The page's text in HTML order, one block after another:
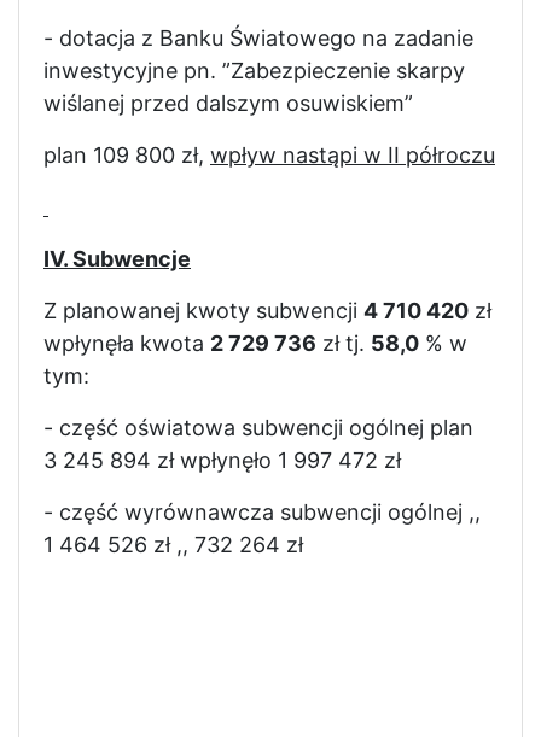
- dotacja z Banku Światowego na zadanie
inwestycyjne pn. ”Zabezpieczenie skarpy
wiślanej przed dalszym osuwiskiem”
plan 109 800 zł, wpływ nastąpi w II półroczu
IV. Subwencje
Z planowanej kwoty subwencji 4 710 420 zł
wpłynęła kwota 2 729 736 zł tj. 58,0 % w
tym:
- część oświatowa subwencji ogólnej plan
3 245 894 zł wpłynęło 1 997 472 zł
- część wyrównawcza subwencji ogólnej ,,
1 464 526 zł ,, 732 264 zł